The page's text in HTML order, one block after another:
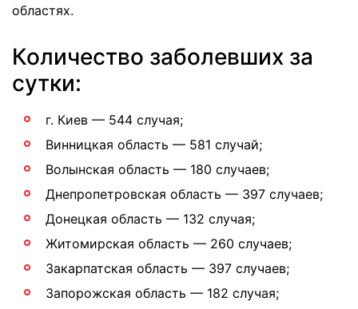
областях.
Количество заболевших за
сутки:
г. Киев — 544 случая;
Винницкая область — 581 случай;
Волынская область — 180 случаев;
Днепропетровская область — 397 случаев;
Донецкая область — 132 случая;
Житомирская область — 260 случаев;
Закарпатская область — 397 случаев;
Запорожская область — 182 случая;